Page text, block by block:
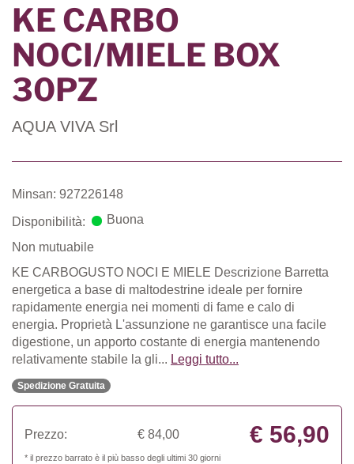
KE CARBO
NOCI/MIELE BOX
30PZ
AQUA VIVA Srl
Minsan: 927226148
Disponibilità: Buona
Non mutuabile
KE CARBOGUSTO NOCI E MIELE Descrizione Barretta
energetica a base di maltodestrine ideale per fornire
rapidamente energia nei momenti di fame e calo di
energia. Proprietà L'assunzione ne garantisce una facile
digestione, un apporto costante di energia mantenendo
relativamente stabile la gli... Leggi tutto...
Spedizione Gratuita
Prezzo: € 84,00 € 56,90
* il prezzo barrato è il più basso degli ultimi 30 giorni